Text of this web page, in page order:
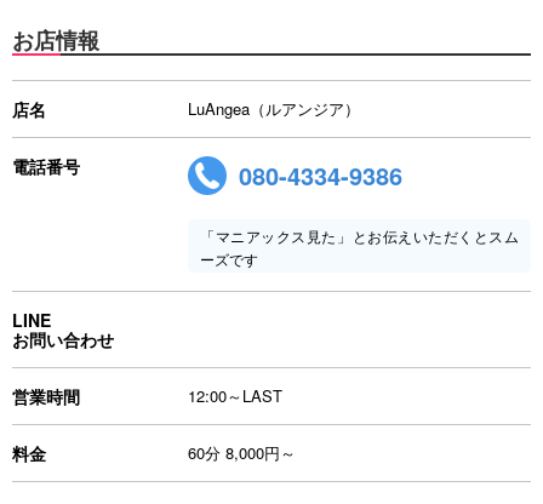
お店情報
店名 LuAngea（ルアンジア）
電話番号 080-4334-9386
「マニアックス見た」とお伝えいただくとスム
ーズです
LINE
お問い合わせ
営業時間 12:00～LAST
料金 60分 8,000円～